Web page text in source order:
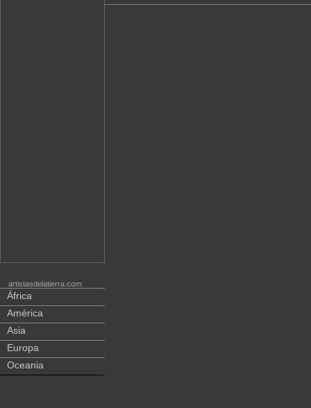
artistasdelatierra.com:
África
América
Asia
Europa
Oceania